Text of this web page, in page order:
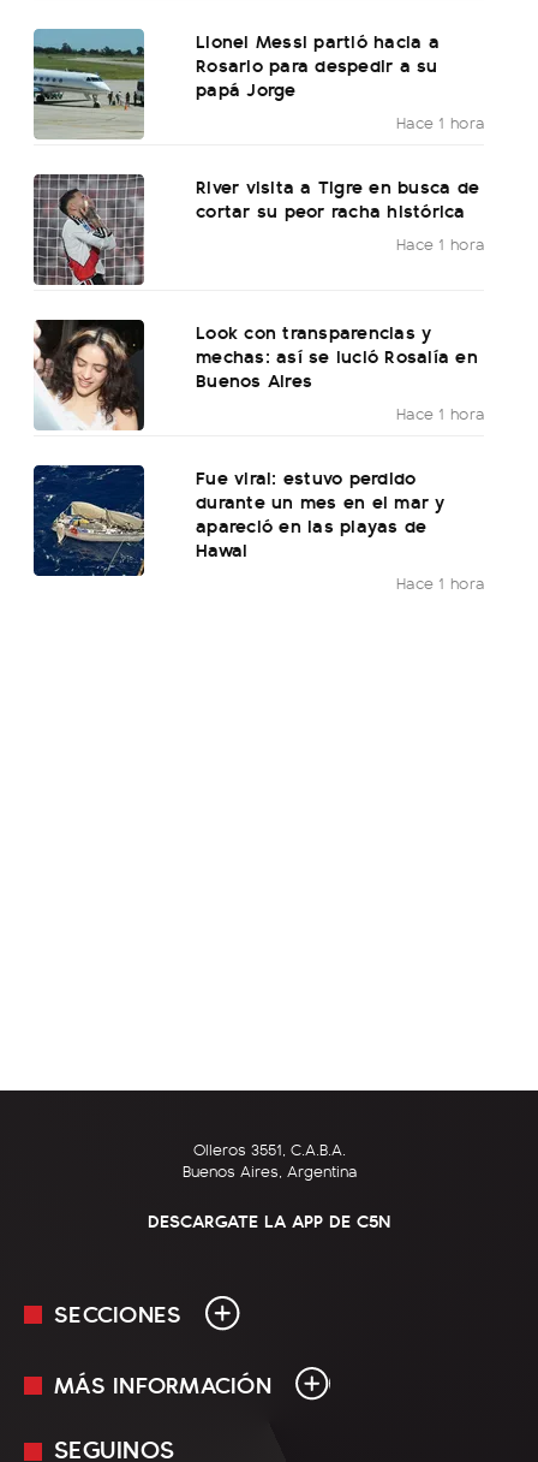
Lionel Messi partió hacia a
Rosario para despedir a su
papá Jorge
Hace 1 hora
River visita a Tigre en busca de
cortar su peor racha histórica
Hace 1 hora
Look con transparencias y
mechas: así se lució Rosalía en
Buenos Aires
Hace 1 hora
Fue viral: estuvo perdido
durante un mes en el mar y
apareció en las playas de
Hawai
Hace 1 hora
Olleros 3551, C.A.B.A.
Buenos Aires, Argentina
DESCARGATE LA APP DE C5N
SECCIONES
En Vivo
MÁS INFORMACIÓN
SEGUINOS